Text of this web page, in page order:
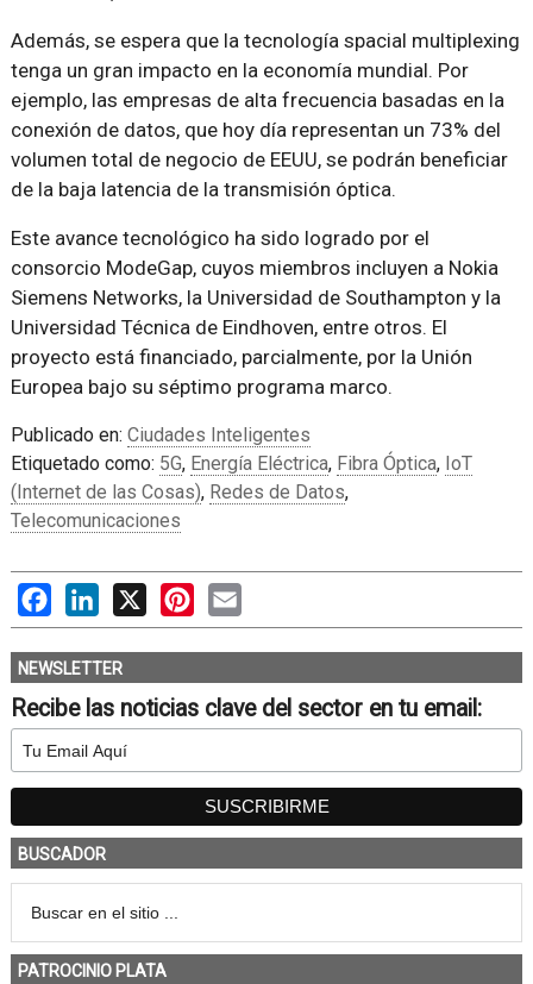
Además, se espera que la tecnología spacial multiplexing
tenga un gran impacto en la economía mundial. Por
ejemplo, las empresas de alta frecuencia basadas en la
conexión de datos, que hoy día representan un 73% del
volumen total de negocio de EEUU, se podrán beneficiar
de la baja latencia de la transmisión óptica.
Este avance tecnológico ha sido logrado por el
consorcio ModeGap, cuyos miembros incluyen a Nokia
Siemens Networks, la Universidad de Southampton y la
Universidad Técnica de Eindhoven, entre otros. El
proyecto está financiado, parcialmente, por la Unión
Europea bajo su séptimo programa marco.
Publicado en: Ciudades Inteligentes
Etiquetado como: 5G, Energía Eléctrica, Fibra Óptica, IoT
(Internet de las Cosas), Redes de Datos,
Telecomunicaciones
FacebookLinkedIn
X PinterestEmail
NEWSLETTER
Recibe las noticias clave del sector en tu email:
BUSCADOR
PATROCINIO PLATA